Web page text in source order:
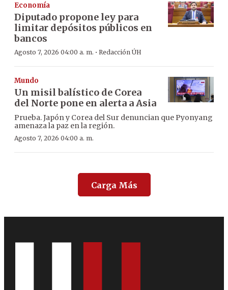
Economía
Diputado propone ley para
limitar depósitos públicos en
bancos
Agosto 7, 2026 04:00 a. m. · Redacción ÚH
Mundo
Un misil balístico de Corea
del Norte pone en alerta a Asia
Prueba. Japón y Corea del Sur denuncian que Pyonyang
amenaza la paz en la región.
Agosto 7, 2026 04:00 a. m.
Carga Más